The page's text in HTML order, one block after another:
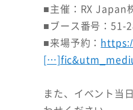
■主催：RX Japan
■ブース番号：51-
■来場予約：
また、イベント当